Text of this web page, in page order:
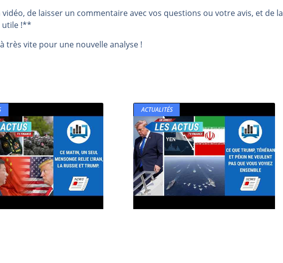
de laisser un commentaire avec vos questions ou votre avis, et de la
utile !**
très vite pour une nouvelle analyse !
ACTUALITÉS